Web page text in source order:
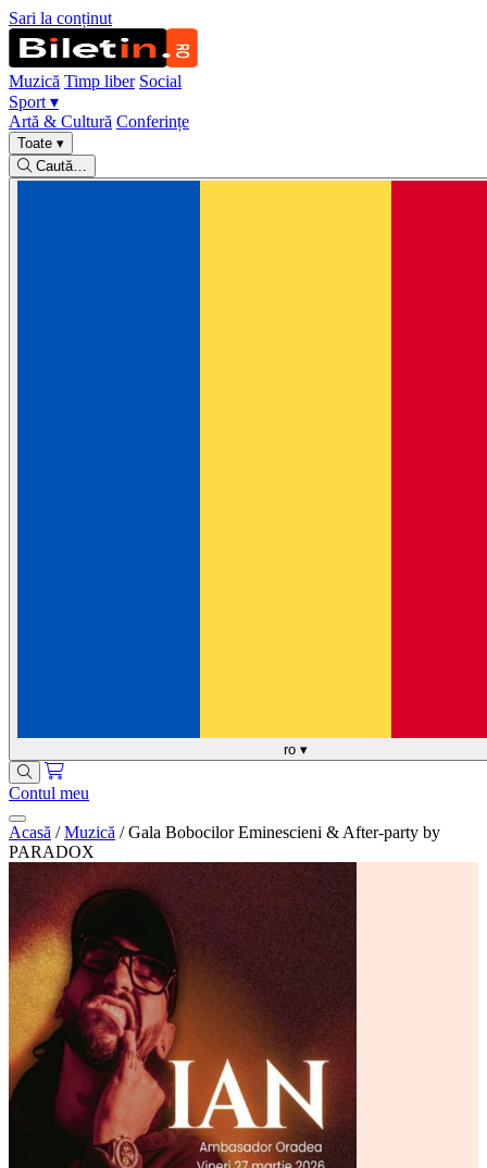
Sari la conținut
Muzică Timp liber Social
Sport ▾
Artă & Cultură Conferințe
Toate ▾
Caută…
ro ▾
Contul meu
Acasă / Muzică / Gala Bobocilor Eminescieni & After-party by
PARADOX